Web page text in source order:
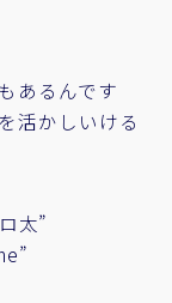
あるんです
活かしいける
太”